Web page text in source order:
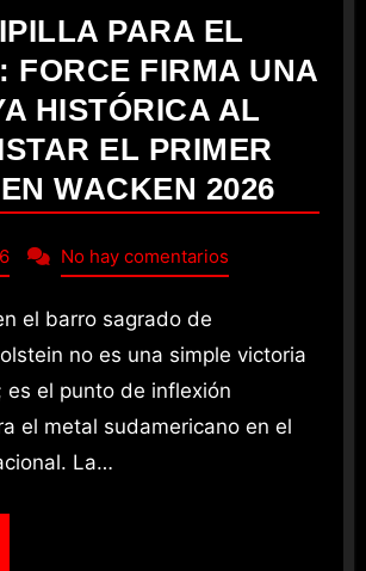
PARA EL
FORCE FIRMA UNA
HISTÓRICA AL
EL PRIMER
WACKEN 2026
No hay comentarios
no es una simple victoria
es el punto de inflexión
el metal sudamericano en el
La…